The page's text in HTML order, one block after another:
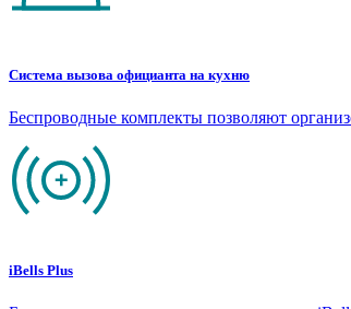
Система вызова официанта на кухню
Беспроводные комплекты позволяют
iBells Plus